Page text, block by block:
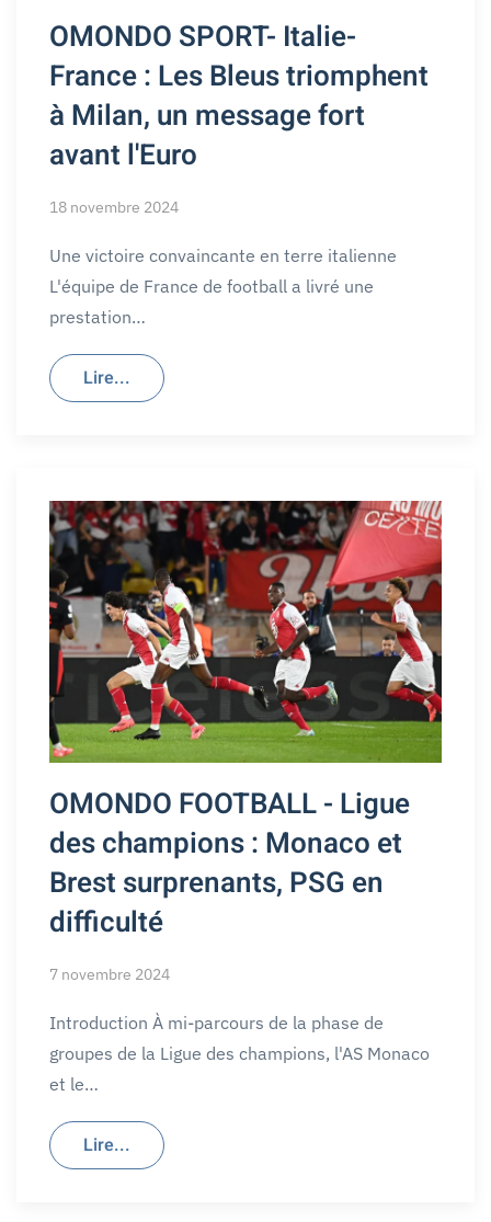
OMONDO SPORT- Italie-
France : Les Bleus triomphent
à Milan, un message fort
avant l'Euro
18 novembre 2024
Une victoire convaincante en terre italienne
L'équipe de France de football a livré une
prestation…
Lire...
OMONDO FOOTBALL - Ligue
des champions : Monaco et
Brest surprenants, PSG en
difficulté
7 novembre 2024
Introduction À mi-parcours de la phase de
groupes de la Ligue des champions, l'AS Monaco
et le…
Lire...